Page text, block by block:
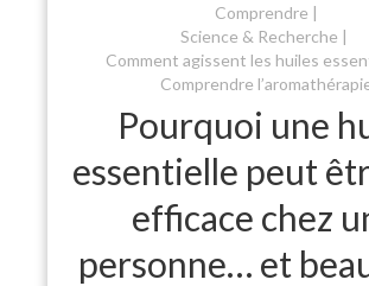
Comprendre
Science & Recherche
Comment agissent les huiles
Comprendre
Pourquoi une
essentielle peut
efficace chez
personne… et